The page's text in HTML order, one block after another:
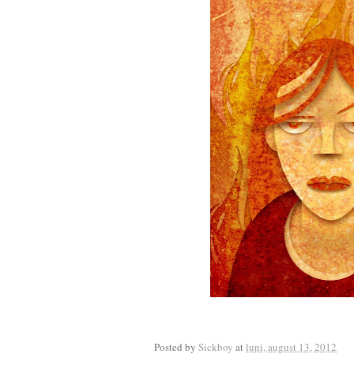
Posted by Sickboy atluni, august 13, 2012